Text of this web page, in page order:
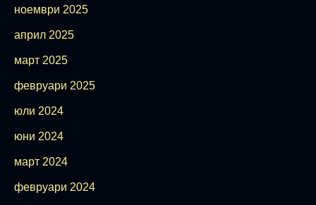
ноември 2025
април 2025
март 2025
февруари 2025
юли 2024
юни 2024
март 2024
февруари 2024